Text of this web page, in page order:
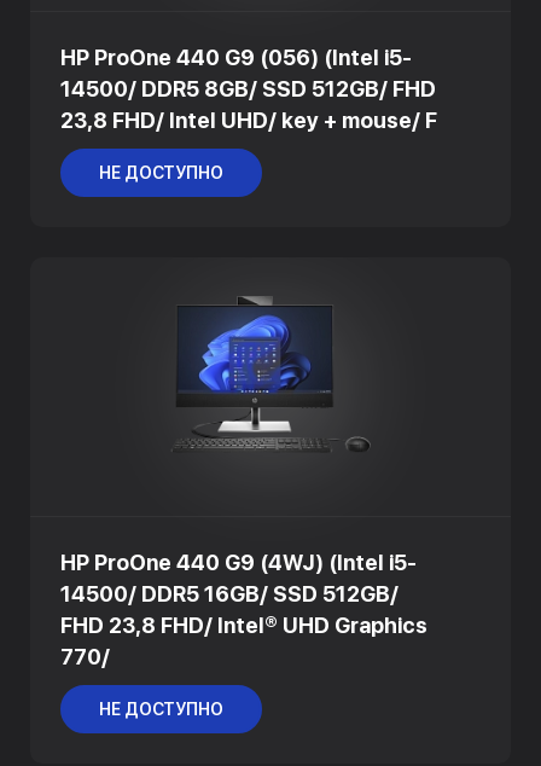
HP ProOne 440 G9 (056) (Intel i5-
14500/ DDR5 8GB/ SSD 512GB/ FHD
23,8 FHD/ Intel UHD/ key + mouse/ F
НЕ ДОСТУПНО
HP ProOne 440 G9 (4WJ) (Intel i5-
14500/ DDR5 16GB/ SSD 512GB/
FHD 23,8 FHD/ Intel® UHD Graphics
770/
НЕ ДОСТУПНО